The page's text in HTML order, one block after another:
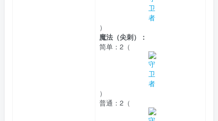
）
魔法（尖刺）：
简单： 2（
）
普通： 2（